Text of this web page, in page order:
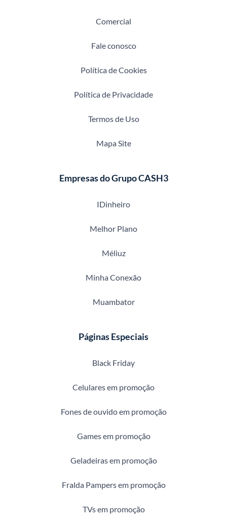
Comercial
Fale conosco
Política de Cookies
Política de Privacidade
Termos de Uso
Mapa Site
Empresas do Grupo CASH3
IDinheiro
Melhor Plano
Méliuz
Minha Conexão
Muambator
Páginas Especiais
Black Friday
Celulares em promoção
Fones de ouvido em promoção
Games em promoção
Geladeiras em promoção
Fralda Pampers em promoção
TVs em promoção